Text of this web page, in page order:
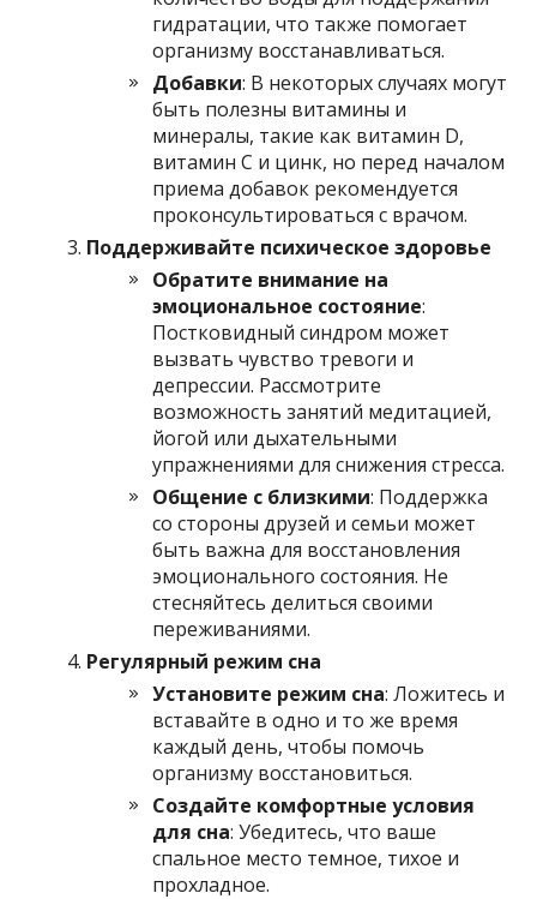
гидратации, что также помогает
организму восстанавливаться.
Добавки: В некоторых случаях могут
быть полезны витамины и
минералы, такие как витамин D,
витамин C и цинк, но перед началом
приема добавок рекомендуется
проконсультироваться с врачом.
Поддерживайте психическое здоровье
Обратите внимание на
эмоциональное состояние:
Постковидный синдром может
вызвать чувство тревоги и
депрессии. Рассмотрите
возможность занятий медитацией,
йогой или дыхательными
упражнениями для снижения стресса.
Общение с близкими: Поддержка
со стороны друзей и семьи может
быть важна для восстановления
эмоционального состояния. Не
стесняйтесь делиться своими
переживаниями.
Регулярный режим сна
Установите режим сна: Ложитесь и
вставайте в одно и то же время
каждый день, чтобы помочь
организму восстановиться.
Создайте комфортные условия
для сна: Убедитесь, что ваше
спальное место темное, тихое и
прохладное.